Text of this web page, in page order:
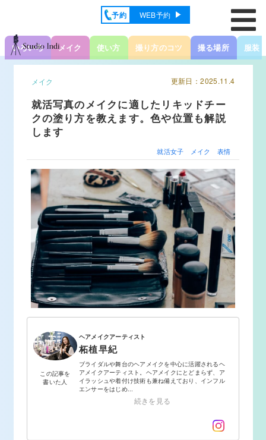
予約 WEB予約
いろいろ メイク 使い方 撮り方のコツ 撮る場所 服装
メイク 更新日：2025.11.4
就活写真のメイクに適したリキッドチー
クの塗り方を教えます。色や位置も解説
します
就活女子 メイク 表情
この記事を
書いた人
ヘアメイクアーティスト
柘植早紀
ブライダルや舞台のヘアメイクを中心に活躍されるヘ
アメイクアーティスト。ヘアメイクにとどまらず、ア
イラッシュや着付け技術も兼ね備えており、インフル
エンサーをはじめ...
続きを見る